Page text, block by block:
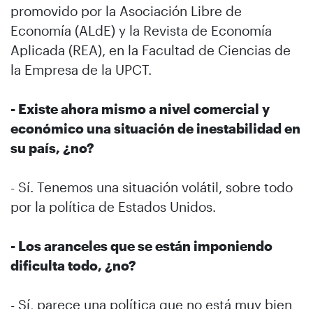
promovido por la Asociación Libre de
Economía (ALdE) y la Revista de Economía
Aplicada (REA), en la Facultad de Ciencias de
la Empresa de la UPCT.
- Existe ahora mismo a nivel comercial y
económico una situación de inestabilidad en
su país, ¿no?
- Sí. Tenemos una situación volátil, sobre todo
por la política de Estados Unidos.
- Los aranceles que se están imponiendo
dificulta todo, ¿no?
- Sí, parece una política que no está muy bien